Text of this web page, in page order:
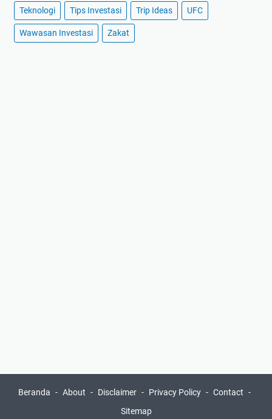
Teknologi Tips Investasi Trip Ideas UFC
Wawasan Investasi Zakat
Beranda About Disclaimer Privacy Policy
Contact
Sitemap